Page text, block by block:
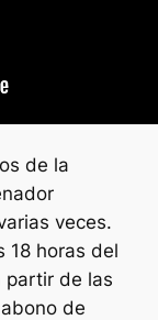
de la
veces.
18 horas del
partir de las
de